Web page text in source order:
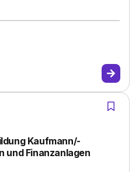
Kaufmann/-
und Finanzanlagen